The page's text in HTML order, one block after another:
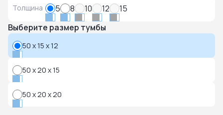
Толщина 5 8 10 12
15
Выберите размер тумбы
50 x 15 x 12
50 x 20 x 15
50 x 20 x 20